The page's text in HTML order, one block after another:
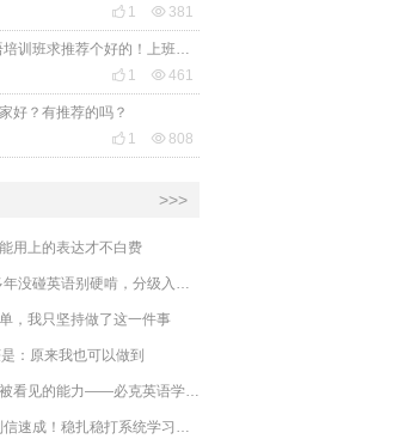
 1  381
 1 461
好？有推荐的吗？
 1  808
>>>
用上的表达才不白费
，我只坚持做了这一件事
：原来我也可以做到